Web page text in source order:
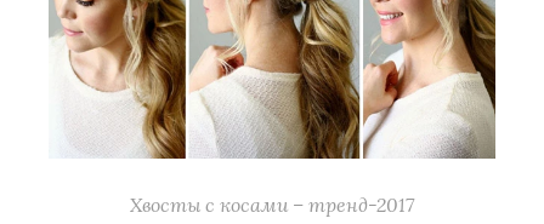
Хвосты с косами – тренд-2017